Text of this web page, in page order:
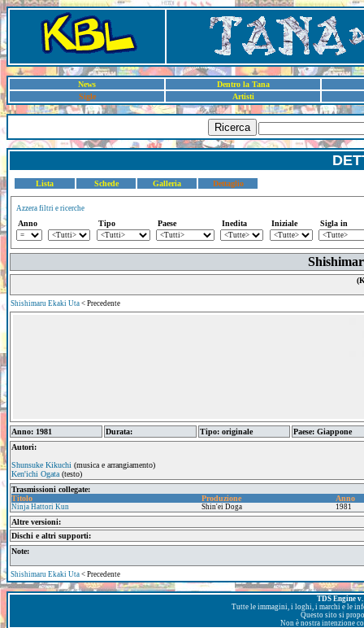
News
Dentro la Tana
Sigle
Artisti
Ricerca
Lista Schede Galleria Dettaglio
Azzera filtri e ricerche
Anno Tipo Paese Inedita Iniziale Sigla in
Shishimaru Ekaki Uta < Precedente
Anno: 1981 Durata: Tipo: originale
Paese: Giappone
Autori:
Shunsuke Kikuchi (musica e arrangiamento)
Ken'ichi Ogata (testo)
Trasmissioni collegate:
Titolo
Produzione Anno
Ninja Hattori Kun Shin'ei Doga 1981
Altre versioni:
Dischi e altri supporti:
Note:
Shishimaru Ekaki Uta < Precedente
TDS Engine
Tutte le immagini, i loghi, i marchi e le
Questo sito si
Non è nostra intenzione